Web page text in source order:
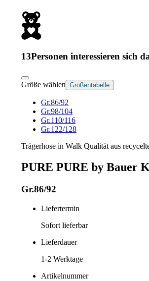
13Personen interessieren sich
Größe wählen Größentabelle
Gr.86/92
Gr.98/104
Gr.110/116
Gr.122/128
Trägerhose in Walk Qualität aus
PURE PURE by Bauer
Gr.86/92
Liefertermin
Sofort lieferbar
Lieferdauer
1-2 Werktage
Artikelnummer